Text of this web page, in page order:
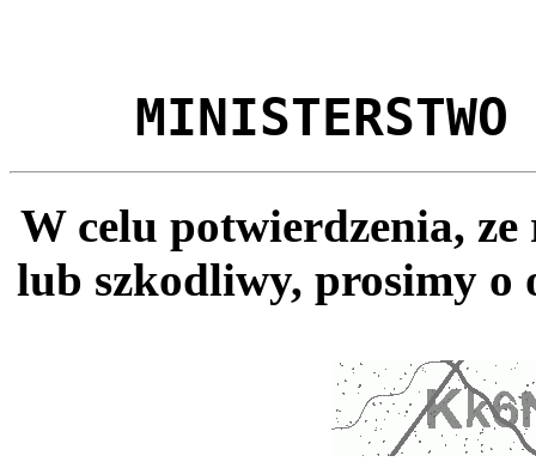
MINISTERSTWO
W celu potwierdzenia,
lub szkodliwy, prosimy o